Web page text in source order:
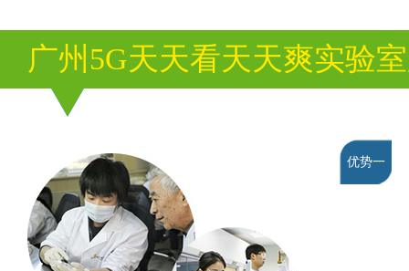
广州5G天天看天天爽实验
优势一